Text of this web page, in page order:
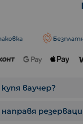
Безплатна замяна
ваучер?